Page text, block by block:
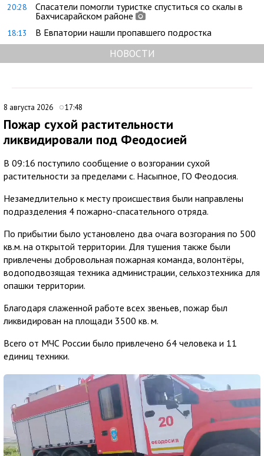
20:28
Спасатели помогли туристке спуститься со скалы в
Бахчисарайском районе
18:13 В Евпатории нашли пропавшего подростка
НОВОСТИ
8 августа 2026 17:48
Пожар сухой растительности
ликвидировали под Феодосией
В 09:16 поступило сообщение о возгорании сухой
растительности за пределами с. Насыпное, ГО Феодосия.
Незамедлительно к месту происшествия были направлены
подразделения 4 пожарно-спасательного отряда.
По прибытии было установлено два очага возгорания по 500
кв.м. на открытой территории. Для тушения также были
привлечены добровольная пожарная команда, волонтёры,
водоподвозящая техника администрации, сельхозтехника для
опашки территории.
Благодаря слаженной работе всех звеньев, пожар был
ликвидирован на площади 3500 кв. м.
Всего от МЧС России было привлечено 64 человека и 11
единиц техники.